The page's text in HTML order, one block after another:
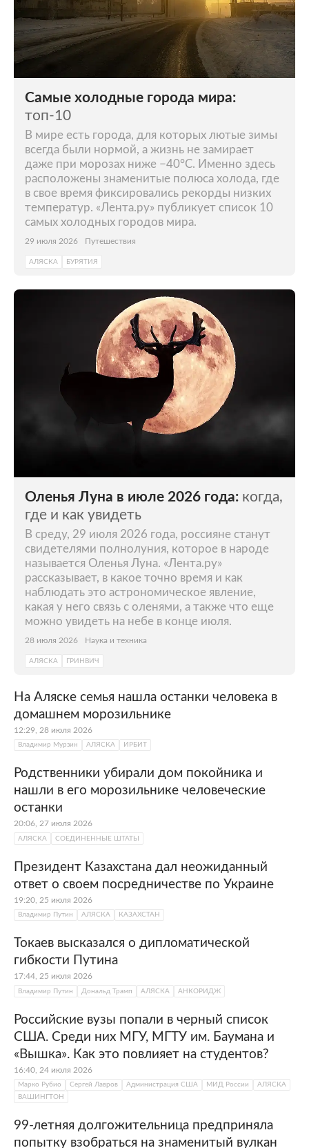
Самые холодные города мира:
топ-10
В мире есть города, для которых лютые зимы
всегда были нормой, а жизнь не замирает
даже при морозах ниже −40°C. Именно здесь
расположены знаменитые полюса холода, где
в свое время фиксировались рекорды низких
температур. «Лента.ру» публикует список 10
самых холодных городов мира.
29 июля 2026 Путешествия
АЛЯСКА БУРЯТИЯ
Оленья Луна в июле 2026 года: когда,
где и как увидеть
В среду, 29 июля 2026 года, россияне станут
свидетелями полнолуния, которое в народе
называется Оленья Луна. «Лента.ру»
рассказывает, в какое точно время и как
наблюдать это астрономическое явление,
какая у него связь с оленями, а также что еще
можно увидеть на небе в конце июля.
28 июля 2026 Наука и техника
АЛЯСКА ГРИНВИЧ
На Аляске семья нашла останки человека в
домашнем морозильнике
12:29, 28 июля 2026
Владимир Мурзин АЛЯСКА ИРБИТ
Родственники убирали дом покойника и
нашли в его морозильнике человеческие
останки
20:06, 27 июля 2026
АЛЯСКА СОЕДИНЕННЫЕ ШТАТЫ
Президент Казахстана дал неожиданный
ответ о своем посредничестве по Украине
19:20, 25 июля 2026
Владимир Путин АЛЯСКА КАЗАХСТАН
Токаев высказался о дипломатической
гибкости Путина
17:44, 25 июля 2026
Владимир Путин Дональд Трамп АЛЯСКА АНКОРИДЖ
Российские вузы попали в черный список
США. Среди них МГУ, МГТУ им. Баумана и
«Вышка». Как это повлияет на студентов?
16:40, 24 июля 2026
Марко Рубио Сергей Лавров Администрация США МИД России
АЛЯСКА
ВАШИНГТОН
99-летняя долгожительница предприняла
попытку взобраться на знаменитый вулкан